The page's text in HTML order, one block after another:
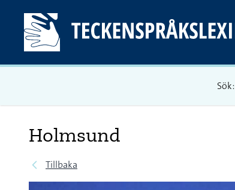
Sök:
Holmsund
Tillbaka